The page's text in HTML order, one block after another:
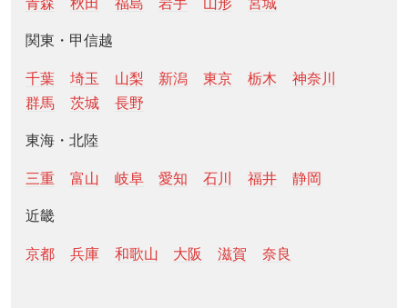
青森 秋田 福島 岩手 山形 宮城
関東・甲信越
千葉 埼玉 山梨 新潟 東京 栃木
神奈川
群馬
茨城 長野
東海・北陸
三重 富山 岐阜 愛知 石川 福井 静岡
近畿
京都 兵庫 和歌山 大阪 滋賀 奈良